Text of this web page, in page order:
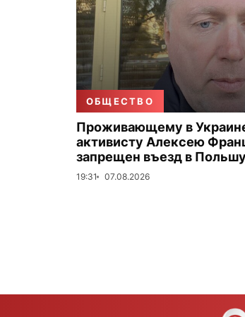
ОБЩЕСТВО
Проживающему в
активисту Алексею
запрещен въезд в Польшу
19:31 07.08.2026